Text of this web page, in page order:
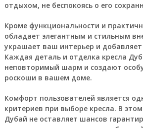
отдыхом, не беспокоясь о его
Кроме функциональности и
обладает элегантным и стильным
украшает ваш интерьер и
Каждая деталь и отделка кресла
неповторимый шарм и создают
роскоши в вашем доме.
Комфорт пользователей является
критериев при выборе кресла. В
Дубай не оставляет шансов